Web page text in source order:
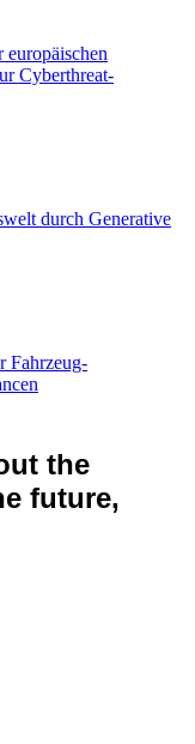
europäischen
Cyberthreat-
durch Generative
Fahrzeug-
the
future,